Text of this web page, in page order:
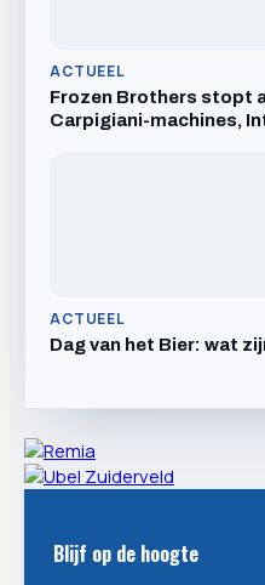
ACTUEEL
Frozen Brothers stopt
Carpigiani-machines,
ACTUEEL
Dag van het Bier: wat
Blijf op de hoogte